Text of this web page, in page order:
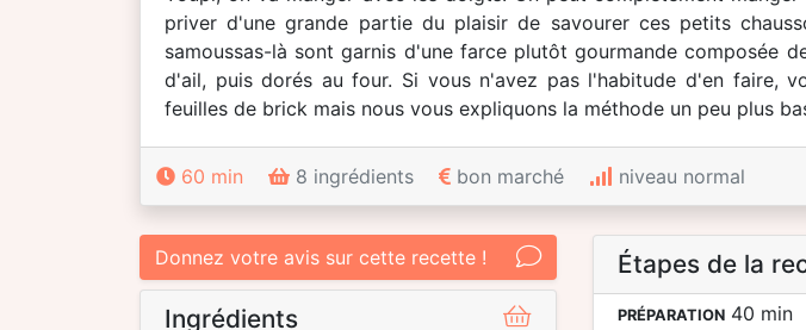
priver d'une grande partie du plaisir de savourer ces petits
samoussas-là sont garnis d'une farce plutôt gourmande composée
d'ail, puis dorés au four. Si vous n'avez pas l'habitude d'en faire,
feuilles de brick mais nous vous expliquons la méthode un peu plus
60 min 8 ingrédients bon marché niveau normal
Donnez votre avis sur cette recette !
Ingrédients
Étapes de la
PRÉPARATION 40 min